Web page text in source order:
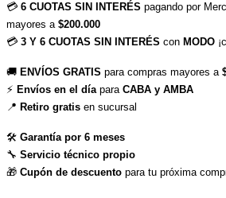
💳 6 CUOTAS SIN INTERÉS pagando por
mayores a $200.000
💳 3 Y 6 CUOTAS SIN INTERÉS con MODO
🚚 ENVÍOS GRATIS para compras mayores a
⚡ Envíos en el día para CABA y AMBA
📍 Retiro gratis en sucursal
🛠 Garantía por 6 meses
🔧 Servicio técnico propio
🎁 Cupón de descuento para tu próxima